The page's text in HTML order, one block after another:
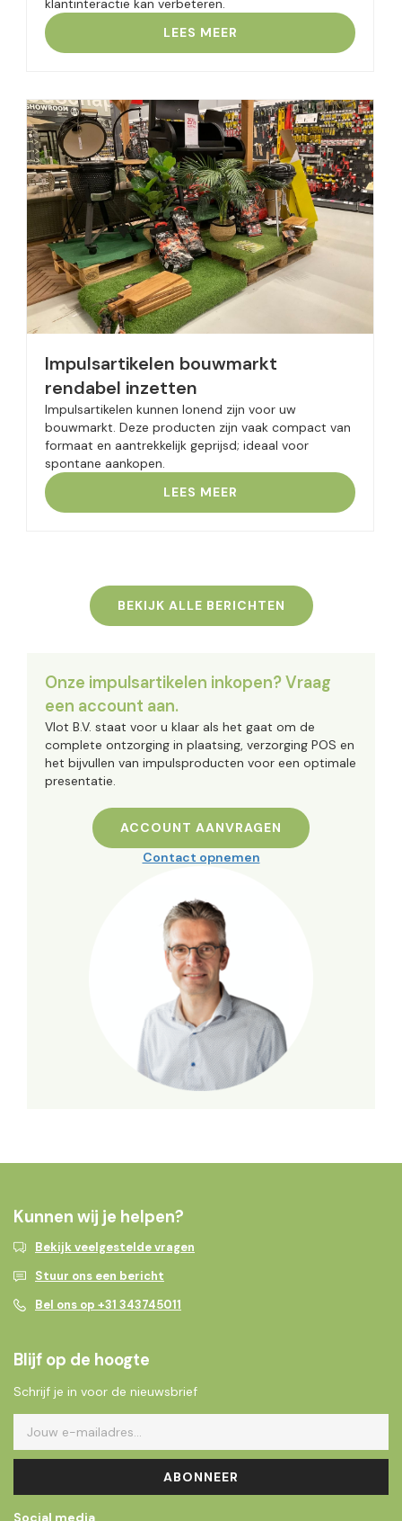
klantinteractie kan verbeteren.
LEES MEER
Impulsartikelen bouwmarkt
rendabel inzetten
Impulsartikelen kunnen lonend zijn voor uw
bouwmarkt. Deze producten zijn vaak compact van
formaat en aantrekkelijk geprijsd; ideaal voor
spontane aankopen.
LEES MEER
BEKIJK ALLE BERICHTEN
Onze impulsartikelen inkopen? Vraag
een account aan.
Vlot B.V. staat voor u klaar als het gaat om de
complete ontzorging in plaatsing, verzorging POS en
het bijvullen van impulsproducten voor een optimale
presentatie.
ACCOUNT AANVRAGEN
Contact opnemen
Kunnen wij je helpen?
Bekijk veelgestelde vragen
Stuur ons een bericht
Bel ons op +31 343745011
Blijf op de hoogte
Schrijf je in voor de nieuwsbrief
ABONNEER
Social media